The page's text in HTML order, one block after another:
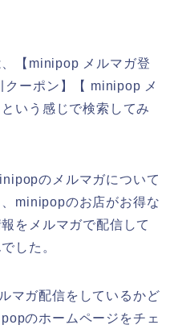
【minipop メルマガ登
ーポン】【 minipop メ
いう感じで検索してみ
のメルマガについて
minipopのお店がお得な
をメルマガで配信して
した。
マガ配信をしているかど
のホームページをチェ